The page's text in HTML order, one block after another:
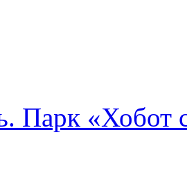
Парк «Хобот